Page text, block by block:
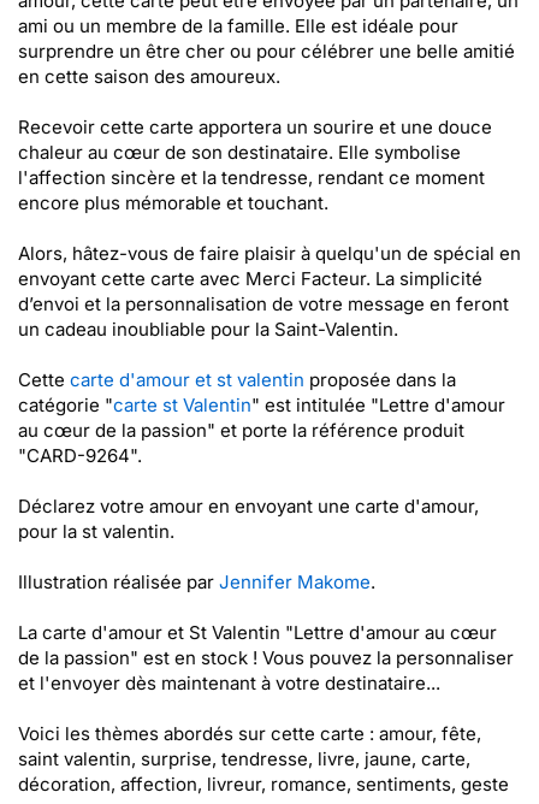
ami ou un membre de la famille. Elle est idéale pour
surprendre un être cher ou pour célébrer une belle amitié
en cette saison des amoureux.
Recevoir cette carte apportera un sourire et une douce
chaleur au cœur de son destinataire. Elle symbolise
l'affection sincère et la tendresse, rendant ce moment
encore plus mémorable et touchant.
Alors, hâtez-vous de faire plaisir à quelqu'un de spécial en
envoyant cette carte avec Merci Facteur. La simplicité
d’envoi et la personnalisation de votre message en feront
un cadeau inoubliable pour la Saint-Valentin.
Cette carte d'amour et st valentin proposée dans la
catégorie "carte st Valentin" est intitulée "Lettre d'amour
au cœur de la passion" et porte la référence produit
"CARD-9264".
Déclarez votre amour en envoyant une carte d'amour,
pour la st valentin.
Illustration réalisée par Jennifer Makome.
La carte d'amour et St Valentin "Lettre d'amour au cœur
de la passion" est en stock ! Vous pouvez la personnaliser
et l'envoyer dès maintenant à votre destinataire...
Voici les thèmes abordés sur cette carte : amour, fête,
saint valentin, surprise, tendresse, livre, jaune, carte,
décoration, affection, livreur, romance, sentiments, geste